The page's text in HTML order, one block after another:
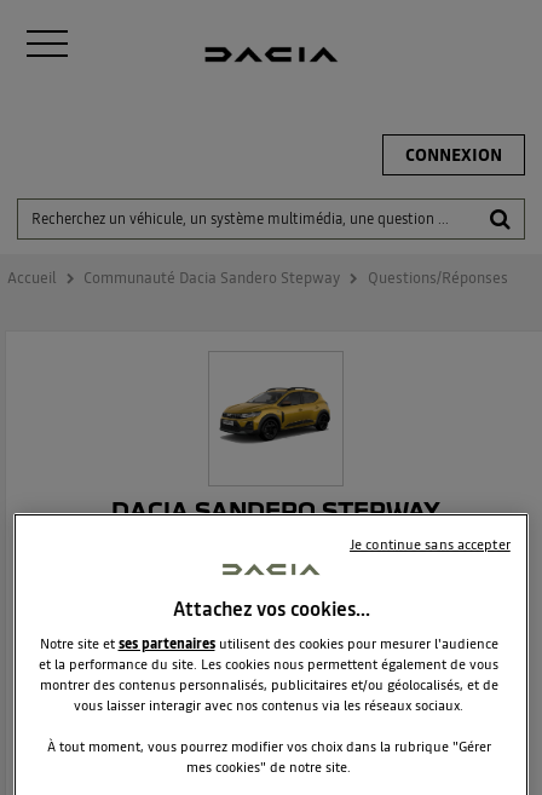
CONNEXION
Accueil Communauté Dacia Sandero Stepway Questions/Réponses
DACIA SANDERO STEPWAY
DACIA
1994membres
Le crossover robuste & polyvalent
POSEZ UNE QUESTION
REJOINDRE
Attachez vos cookies…
Notre site etses partenairesutilisent des cookies pour mesurer l'audience
et la performance du site. Les cookies nous permettent également de vous
montrer des contenus personnalisés, publicitaires et/ou géolocalisés, et de
vous laisser interagir avec nos contenus via les réseaux sociaux.
À tout moment, vous pourrez modifier vos choix dans la rubrique "Gérer
mes cookies" de notre site.
Je continue sans accepter